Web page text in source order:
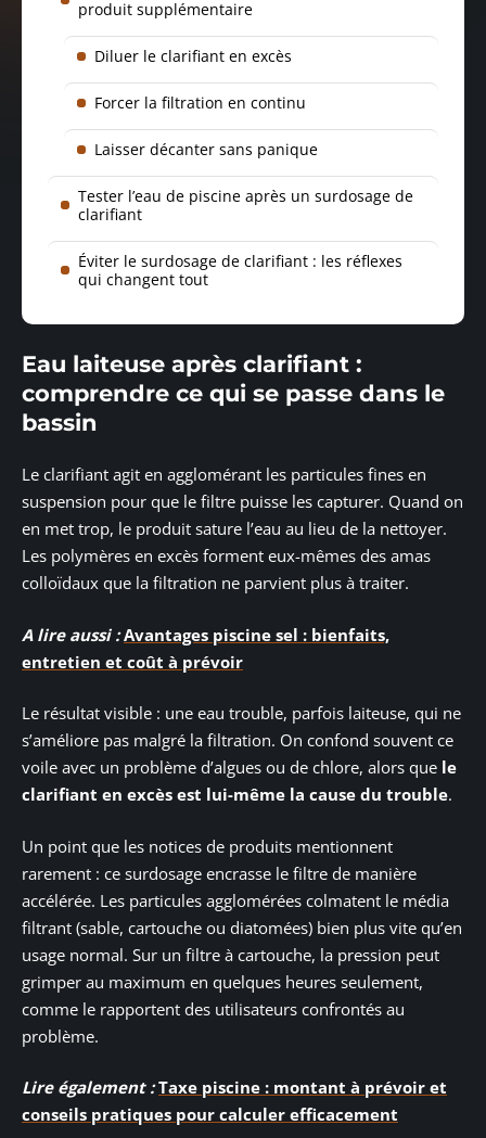
produit supplémentaire
Diluer le clarifiant en excès
Forcer la filtration en continu
Laisser décanter sans panique
Tester l’eau de piscine après un surdosage de
clarifiant
Éviter le surdosage de clarifiant : les réflexes
qui changent tout
Eau laiteuse après clarifiant :
comprendre ce qui se passe dans le
bassin
Le clarifiant agit en agglomérant les particules fines en
suspension pour que le filtre puisse les capturer. Quand on
en met trop, le produit sature l’eau au lieu de la nettoyer.
Les polymères en excès forment eux-mêmes des amas
colloïdaux que la filtration ne parvient plus à traiter.
A lire aussi : Avantages piscine sel : bienfaits,
entretien et coût à prévoir
Le résultat visible : une eau trouble, parfois laiteuse, qui ne
s’améliore pas malgré la filtration. On confond souvent ce
voile avec un problème d’algues ou de chlore, alors que le
clarifiant en excès est lui-même la cause du trouble.
Un point que les notices de produits mentionnent
rarement : ce surdosage encrasse le filtre de manière
accélérée. Les particules agglomérées colmatent le média
filtrant (sable, cartouche ou diatomées) bien plus vite qu’en
usage normal. Sur un filtre à cartouche, la pression peut
grimper au maximum en quelques heures seulement,
comme le rapportent des utilisateurs confrontés au
problème.
Lire également : Taxe piscine : montant à prévoir et
conseils pratiques pour calculer efficacement